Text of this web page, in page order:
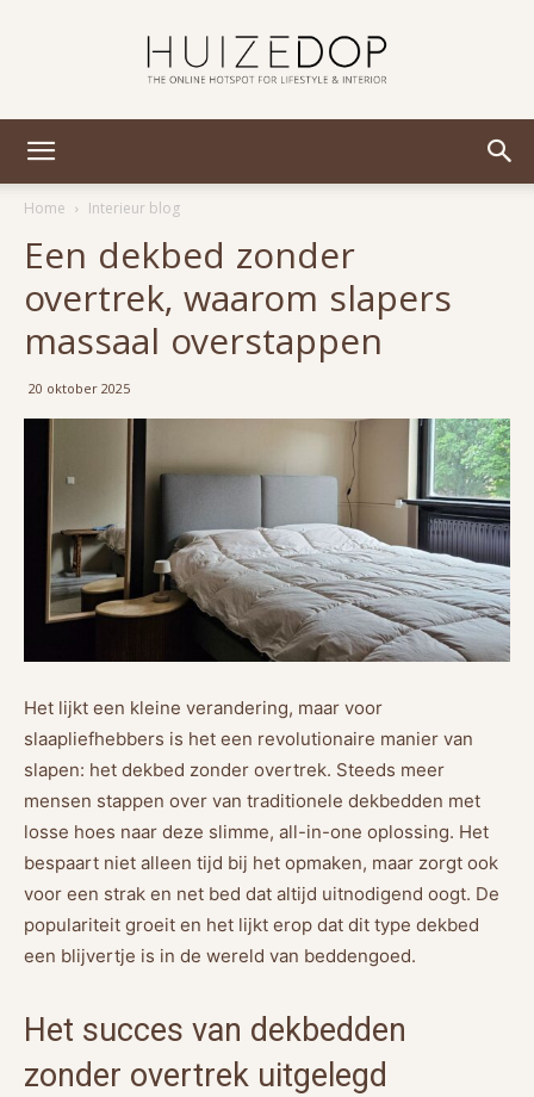
Home
Interieur blog
Een dekbed zonder
overtrek, waarom slapers
massaal overstappen
20 oktober 2025
Het lijkt een kleine verandering, maar voor
slaapliefhebbers is het een revolutionaire manier van
slapen: het dekbed zonder overtrek. Steeds meer
mensen stappen over van traditionele dekbedden met
losse hoes naar deze slimme, all-in-one oplossing. Het
bespaart niet alleen tijd bij het opmaken, maar zorgt ook
voor een strak en net bed dat altijd uitnodigend oogt. De
populariteit groeit en het lijkt erop dat dit type dekbed
een blijvertje is in de wereld van beddengoed.
Het succes van dekbedden
zonder overtrek uitgelegd